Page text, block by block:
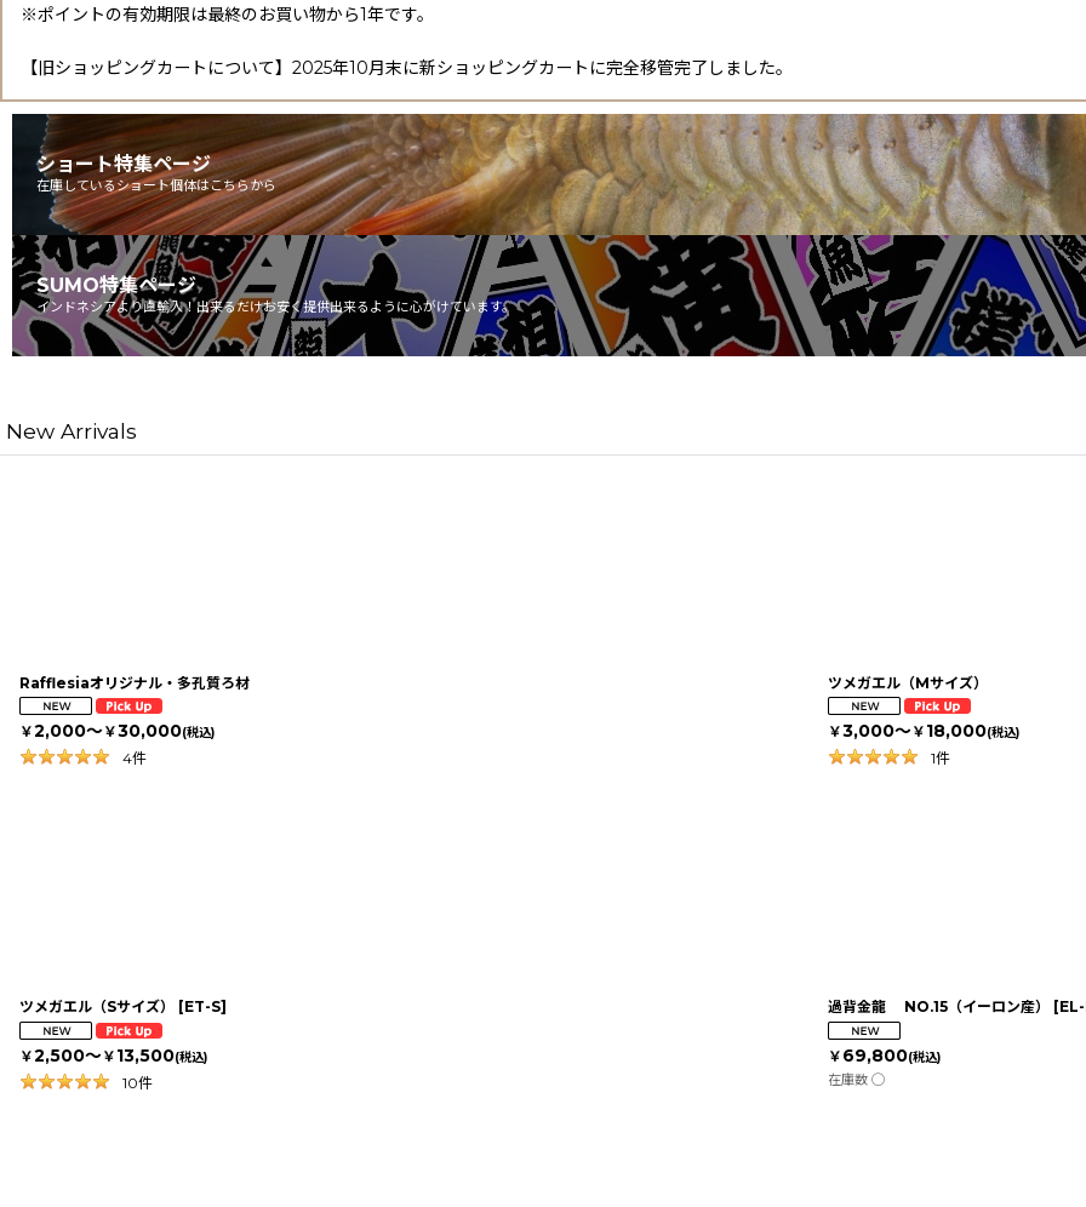
※ポイントの有効期限は最終のお買い物から1年です。
【旧ショッピングカートについて】2025年10月末に新ショッピングカートに完全移管完了しました。
ショート特集ページ
在庫しているショート個体はこちらから
SUMO特集ページ
インドネシアより直輸入！出来るだけお安く提供出来るように心がけています。
New Arrivals
Rafflesiaオリジナル・多孔質ろ材
￥2,000～￥30,000(税込)
4件
ツメガエル（Mサイズ）
￥3,000～￥ 18,000(税込)
1件
ツメガエル（Sサイズ） [ET-S]
￥2,500～￥ 13,500(税込)
10件
過背金龍 NO.15（イーロン産） [
￥ 69,800(税込)
在庫数 ◯